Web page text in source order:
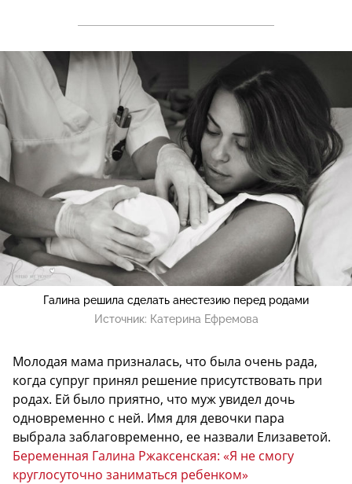
Галина решила сделать анестезию перед родами
Источник: Катерина Ефремова
Молодая мама призналась, что была очень рада,
когда супруг принял решение присутствовать при
родах. Ей было приятно, что муж увидел дочь
одновременно с ней. Имя для девочки пара
выбрала заблаговременно, ее назвали Елизаветой.
Беременная Галина Ржаксенская: «Я не смогу
круглосуточно заниматься ребенком»